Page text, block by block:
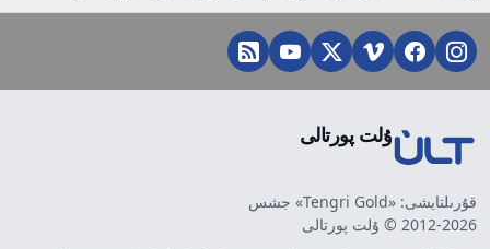
ۇلت پورتالى
قۇرىلتايشى: «Tengri Gold» جشس
2012-2026 © ۇلت پورتالى